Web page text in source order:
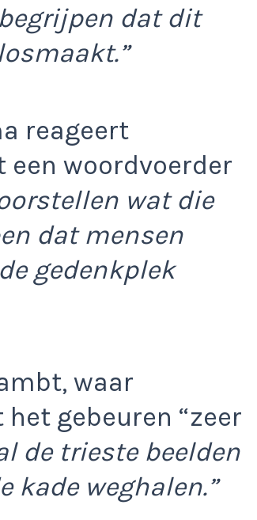
begrijpen dat dit
reageert
een woordvoerder
wat die
dat mensen
gedenkplek
waar
gebeuren “zeer
de trieste beelden
kade weghalen.”